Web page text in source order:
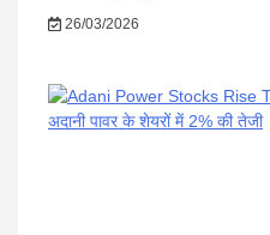
26/03/2026